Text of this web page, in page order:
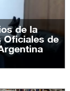
de la
Oficiales de